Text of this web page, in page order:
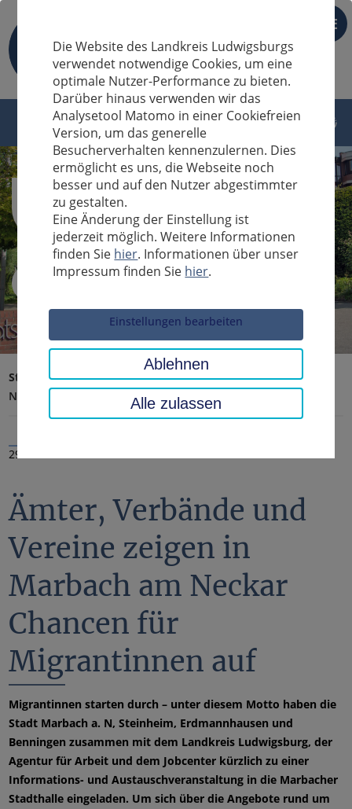
DE
Sucheingabe
Startseite Landratsamt, Landkreis
Aktuelles
Nachrichten
29.10.2024
Ämter, Verbände und
Vereine zeigen in
Marbach am Neckar
Chancen für
Migrantinnen auf
Migrantinnen starten durch – unter diesem Motto haben die
Stadt Marbach a. N, Steinheim, Erdmannhausen und
Benningen zusammen mit dem Landkreis Ludwigsburg, der
Agentur für Arbeit und dem Jobcenter kürzlich zu einer
Informations- und Austauschveranstaltung in die Marbacher
Stadthalle eingeladen. Um sich über die Angebote rund um
Die Website des Landkreis Ludwigsburgs
verwendet notwendige Cookies, um eine
optimale Nutzer-Performance zu bieten.
Darüber hinaus verwenden wir das
Analysetool Matomo in einer Cookiefreien
Version, um das generelle
Besucherverhalten kennenzulernen. Dies
ermöglicht es uns, die Webseite noch
besser und auf den Nutzer abgestimmter
zu gestalten.
Eine Änderung der Einstellung ist
jederzeit möglich. Weitere Informationen
finden Sie hier. Informationen über unser
Impressum finden Sie hier.
Einstellungen bearbeiten
Ablehnen
Alle zulassen